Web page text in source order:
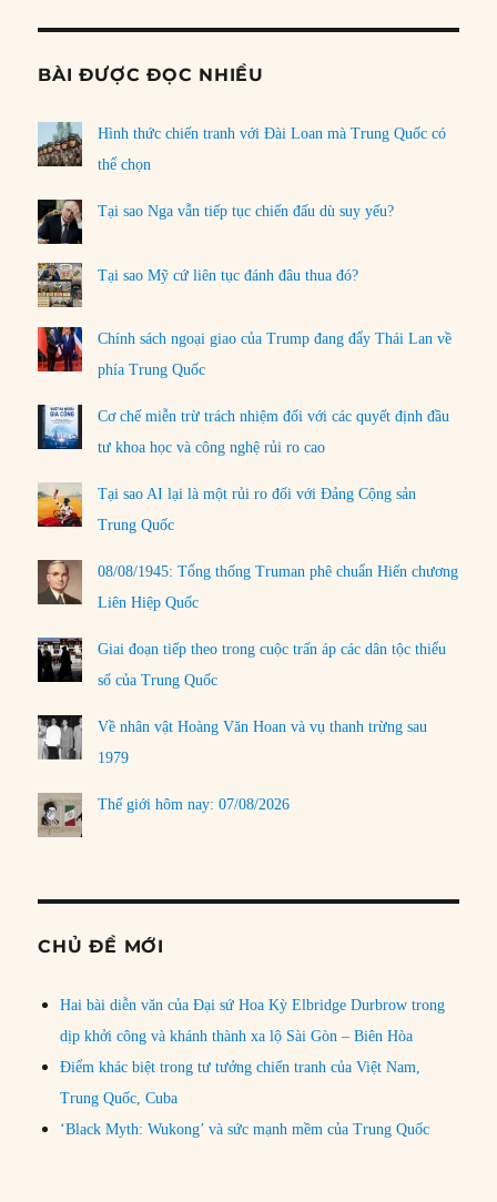
BÀI ĐƯỢC ĐỌC NHIỀU
Hình thức chiến tranh với Đài Loan mà Trung Quốc có
thể chọn
Tại sao Nga vẫn tiếp tục chiến đấu dù suy yếu?
Tại sao Mỹ cứ liên tục đánh đâu thua đó?
Chính sách ngoại giao của Trump đang đẩy Thái Lan về
phía Trung Quốc
Cơ chế miễn trừ trách nhiệm đối với các quyết định đầu
tư khoa học và công nghệ rủi ro cao
Tại sao AI lại là một rủi ro đối với Đảng Cộng sản
Trung Quốc
08/08/1945: Tổng thống Truman phê chuẩn Hiến chương
Liên Hiệp Quốc
Giai đoạn tiếp theo trong cuộc trấn áp các dân tộc thiểu
số của Trung Quốc
Về nhân vật Hoàng Văn Hoan và vụ thanh trừng sau
1979
Thế giới hôm nay: 07/08/2026
CHỦ ĐỀ MỚI
Hai bài diễn văn của Đại sứ Hoa Kỳ Elbridge Durbrow trong
dịp khởi công và khánh thành xa lộ Sài Gòn – Biên Hòa
Điểm khác biệt trong tư tưởng chiến tranh của Việt Nam,
Trung Quốc, Cuba
‘Black Myth: Wukong’ và sức mạnh mềm của Trung Quốc